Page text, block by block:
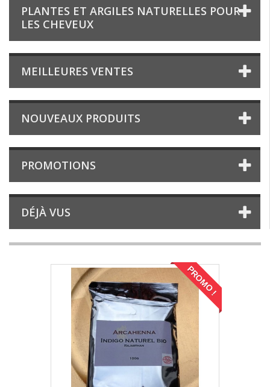
PLANTES ET ARGILES NATURELLES POUR
LES CHEVEUX
MEILLEURES VENTES
NOUVEAUX PRODUITS
PROMOTIONS
DÉJÀ VUS
PROMO !